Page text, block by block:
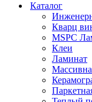
Каталог
Кварц
MSPC
Клеи
Ламинат